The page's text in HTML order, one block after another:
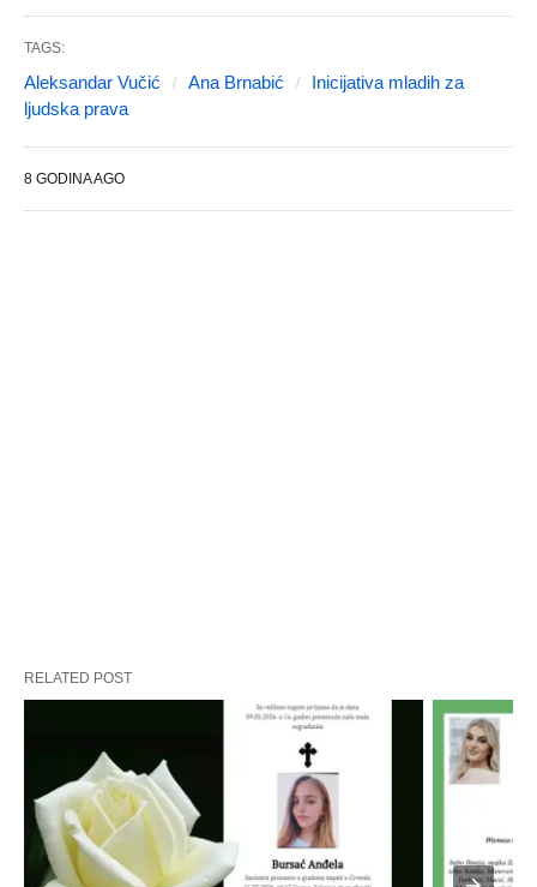
TAGS:
Aleksandar Vučić Ana Brnabić
Inicijativa mladih za
ljudska prava
8 GODINA AGO
RELATED POST